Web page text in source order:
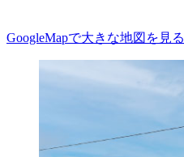
GoogleMapで大きな地図を見る